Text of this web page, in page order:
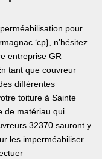
pour
‘cp}, n’hésitez
entreprise GR
tant que couvreur
différentes
toiture à Sainte
de matériau qui
32370 sauront y
les imperméabiliser.